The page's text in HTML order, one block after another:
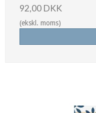
92,00 DKK
(ekskl. moms)